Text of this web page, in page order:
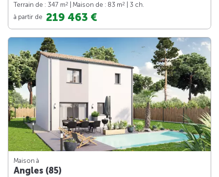
Terrain de : 347 m2 | Maison de : 83 m2
| 3 ch.
à partir de 219 463 €
Maison à
Angles (85)